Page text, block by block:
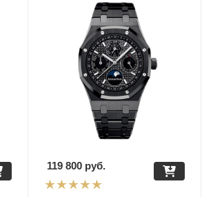
119 800руб.